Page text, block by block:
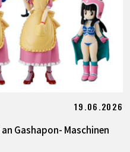
19.06.2026
Gashapon- Maschinen